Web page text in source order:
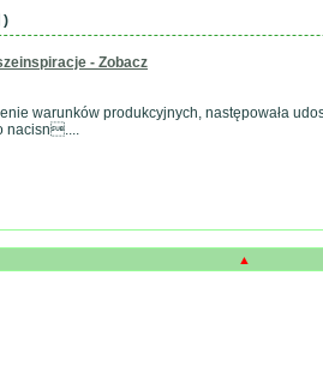
)
- Zobacz
warunków produkcyjnych, następowała
nacisn....
▲